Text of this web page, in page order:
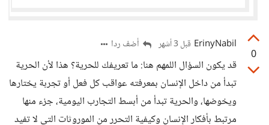
0
ErinyNabil قبل 3 أشهر أضف ردا
قد يكون السؤال اللمهم هنا: ما تعريفك للحرية؟ هذا لأن الحرية
تبدأ من داخل الإنسان بمعرفته عواقب كل فعل أو تجربة يختارها
ويخوضها، والحرية تبدأ من أبسط التجارب اليومية، جزء منها
مرتبط بأفكار الإنسان وكيفية التحرر من الموروثات التي لا تفيد